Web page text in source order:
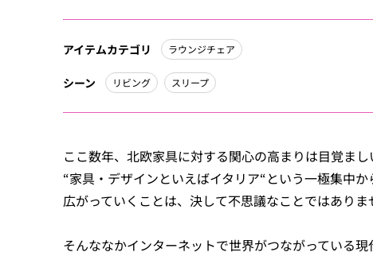
アイテムカテゴリ ラウンジチェア
シーン リビング スリープ
ここ数年、北欧家具に対する関心の高まりは目覚まし
“家具・デザインといえばイタリア“という一極集中
広がっていくことは、決して不思議なことではありま
そんななかインターネットで世界がつながっている